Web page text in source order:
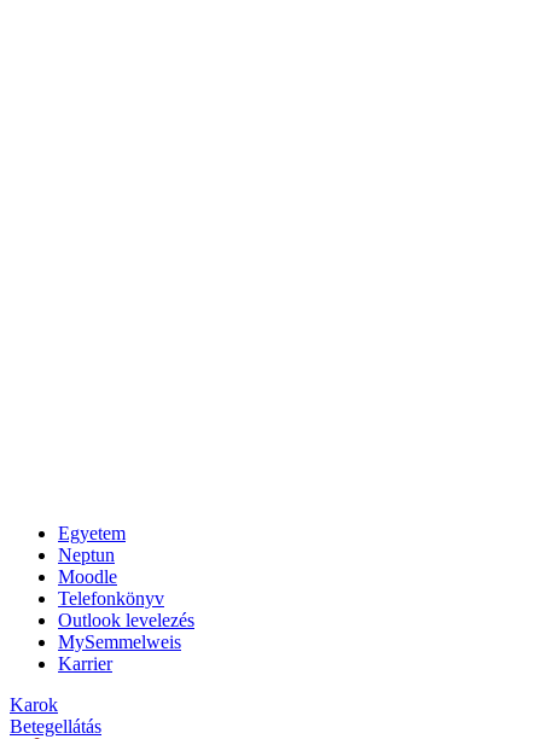
Egyetem
Neptun
Moodle
Telefonkönyv
Outlook levelezés
MySemmelweis
Karrier
Karok
Betegellátás